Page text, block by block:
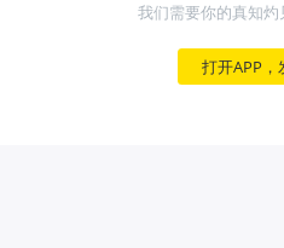
我们需要你的真知
打开APP，